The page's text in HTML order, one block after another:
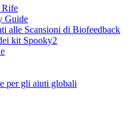
Rife
Guide
alle Scansioni di Biofeedback
kit Spooky2
per gli aiuti globali